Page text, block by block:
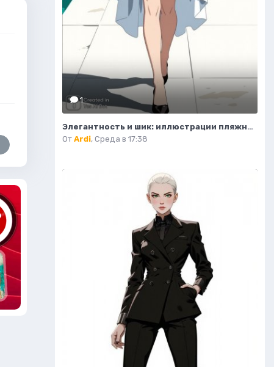
1
Элегантность и шик: иллюстрации пляжной моды в стиле люкс. Картинка из нейросети Flux
От Ardi, Среда в 17:38